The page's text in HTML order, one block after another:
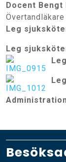
Docent Bengt
Övertandläkare
Leg
Leg